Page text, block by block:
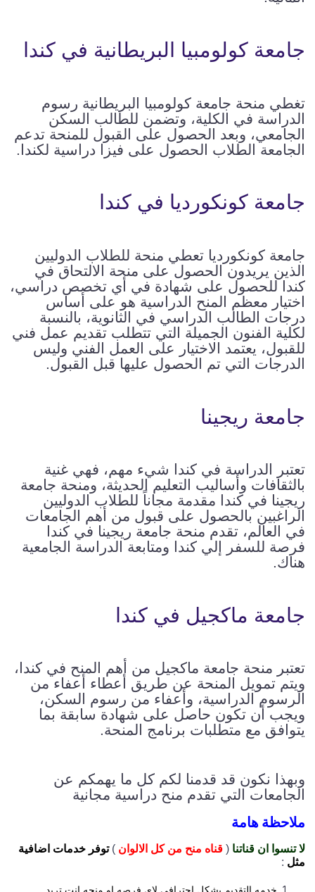
جامعة كولومبيا البريطانية في كندا
تغطي منحة جامعة كولومبيا البريطانية رسوم
الدراسة في الكلية، وتضمن للطالب السكن
الجامعي، وبعد الحصول على القبول للمنحة تدعم
الجامعة الطلاب الحصول على فيزا دراسية لكندا.
جامعة كونكورديا في كندا
جامعة كونكورديا تعطي منحة للطلاب الدوليين
الذين يريدون الحصول على منحة الالتحاق في
كندا للحصول على شهادة في أي تخصص دراسي،
اختيار معظم المنح الدراسية هو على أساس
درجات الطالب الدراسي في الثانوية، بالنسبة
لكلية الفنون الجميلة التي تتطلب تقديم عمل فني
للقبول، يعتمد الاختيار على العمل الفني وليس
الدرجات التي تم الحصول عليها قبل القبول.
جامعة ريجينا
تعتبر الدراسة في كندا شيء مهم، فهي غنية
بالثقافات وأساليب التعليم الحديثة، ومنحة جامعة
ريجينا في كندا مقدمة مجاناً للطلاب الدوليين
الراغبين بالحصول على قبول من أهم الجامعات
في العالم، تقدم منحة جامعة ريجينا في كندا
فرصة للسفر إلي كندا ومتابعة الدراسة الجامعية
هناك.
جامعة ماكجيل في كندا
تعتبر منحة جامعة ماكجيل من أهم المنح في كندا،
ويتم تمويل المنحة عن طريق أعطاء أعفاء من
الرسوم الدراسية، وأعفاء من رسوم السكن،
ويجب أن تكون حاصل على شهادة سابقة بما
يتوافق مع متطلبات برنامج المنحة.
وبهذا نكون قد قدمنا لكم كل ما يهمكم عن
الجامعات التي تقدم منح دراسية مجانية
ملاحظة هامة
لا تنسوا ان قناتنا ( قناه منح من كل الالوان )توفر خدمات اضافية
مثل :